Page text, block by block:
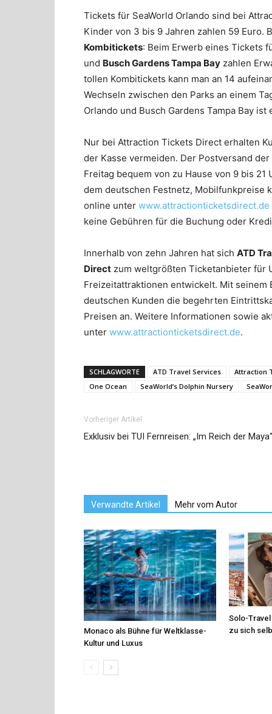
Tickets für SeaWorld Orlando sind bei
Kinder von 3 bis 9 Jahren zahlen 59 Euro.
Kombitickets: Beim Erwerb eines Tickets
und Busch Gardens Tampa Bay zahlen
tollen Kombitickets kann man an 14
Wechseln zwischen den Parks an einem
Orlando und Busch Gardens Tampa Bay
Nur bei Attraction Tickets Direct erhalten
der Kasse vermeiden. Der Postversand
Freitag bequem von zu Hause von 9 bis
dem deutschen Festnetz, Mobilfunkpreise
online unter www.attractionticketsdirect.de
keine Gebühren für die Buchung oder
Innerhalb von zehn Jahren hat sich ATD
Direct zum weltgrößten Ticketanbieter für
Freizeitattraktionen entwickelt. Mit seinem
deutschen Kunden die begehrten
Preisen an. Weitere Informationen sowie
unter www.attractionticketsdirect.de.
SCHLAGWORTE ATD Travel Services Attraction
One Ocean
SeaWorld’s Dolphin Nursery
Vorheriger Artikel
Exklusiv bei TUI Fernreisen: „Im Reich der Maya“
Verwandte Artikel Mehr vom Autor
Monaco als Bühne für Weltklasse-
Kultur und Luxus
Solo-Travel
zu sich